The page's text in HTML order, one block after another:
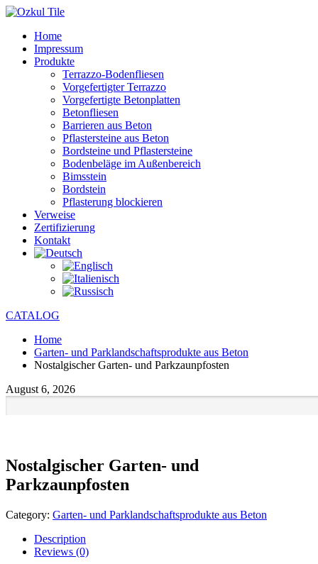
Home
Impressum
Produkte
Terrazzo-Bodenfliesen
Vorgefertigter Terrazzo
Vorgefertigte Betonplatten
Betonfliesen
Barrieren aus Beton
Pflastersteine aus Beton
Bordsteine und Pflastersteine
Bodenbeläge im Außenbereich
Bimsstein
Bordstein
Pflasterung blockieren
Verweise
Zertifizierung
Kontakt
CATALOG
Home
Garten- und Parklandschaftsprodukte aus Beton
Nostalgischer Garten- und Parkzaunpfosten
August 6, 2026
Nostalgischer Garten- und
Parkzaunpfosten
Category: Garten- und Parklandschaftsprodukte aus Beton
Description
Reviews (0)